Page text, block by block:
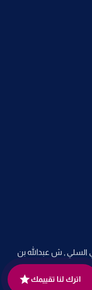
السلي , ش عبدالله بن
اترك لنا تقييمك